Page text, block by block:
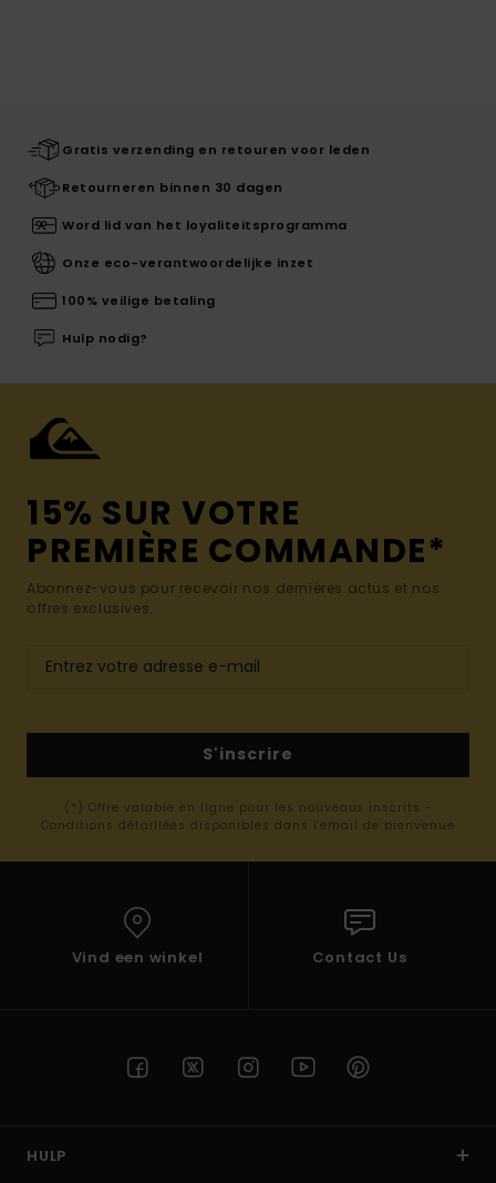
Gratis verzending en retouren voor leden
Retourneren binnen 30 dagen
Word lid van het loyaliteitsprogramma
Onze eco-verantwoordelijke inzet
100% veilige betaling
Hulp nodig?
15% SUR VOTRE
PREMIÈRE COMMANDE*
Abonnez-vous pour recevoir nos dernières actus et nos
offres exclusives.
S'inscrire
(*) Offre valable en ligne pour les nouveaux inscrits -
Conditions détaillées disponibles dans l'email de bienvenue
Vind een winkel Contact Us
HULP